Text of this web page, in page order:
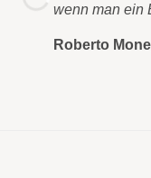
wenn man ein
Roberto